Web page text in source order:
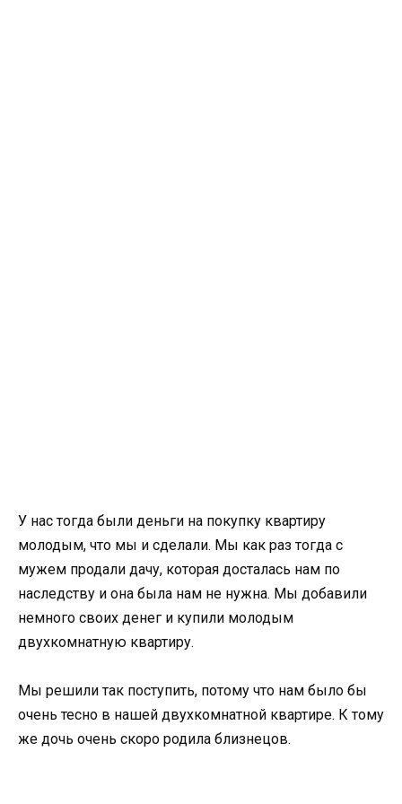
У нас тогда были деньги на покупку квартиру
молодым, что мы и сделали. Мы как раз тогда с
мужем продали дачу, которая досталась нам по
наследству и она была нам не нужна. Мы добавили
немного своих денег и купили молодым
двухкомнатную квартиру.
Мы решили так поступить, потому что нам было бы
очень тесно в нашей двухкомнатной квартире. К тому
же дочь очень скоро родила близнецов.